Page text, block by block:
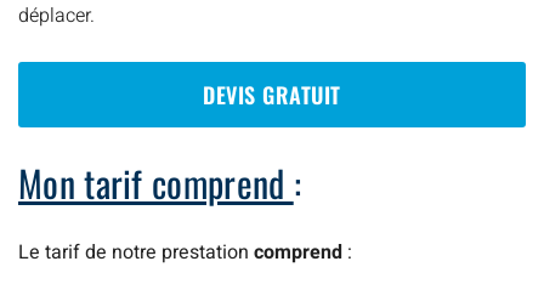
déplacer.
DEVIS GRATUIT
Mon tarif comprend :
Le tarif de notre prestation comprend :